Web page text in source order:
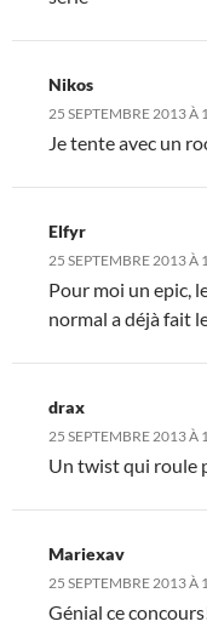
Nikos
25 SEPTEMBRE 2013 À
Je tente avec un
Elfyr
25 SEPTEMBRE 2013 À
Pour moi un epic,
normal a déjà fait
drax
25 SEPTEMBRE 2013 À
Un twist qui roule
Mariexav
25 SEPTEMBRE 2013 À
Génial ce